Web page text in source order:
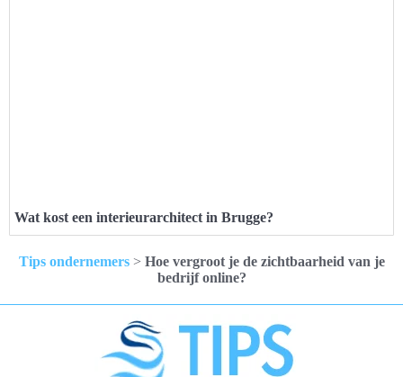
Wat kost een interieurarchitect in Brugge?
Tips ondernemers> Hoe vergroot je de zichtbaarheid van je
bedrijf online?